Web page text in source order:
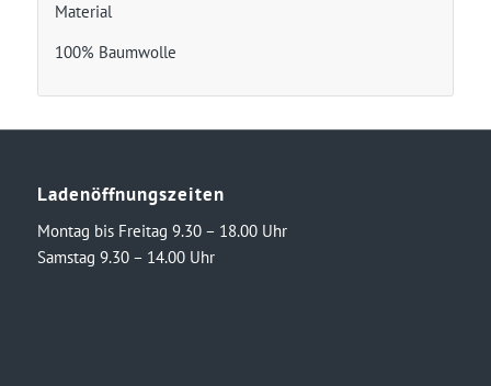
Material
100% Baumwolle
Ladenöffnungszeiten
Montag bis Freitag 9.30 – 18.00 Uhr
Samstag 9.30 – 14.00 Uhr